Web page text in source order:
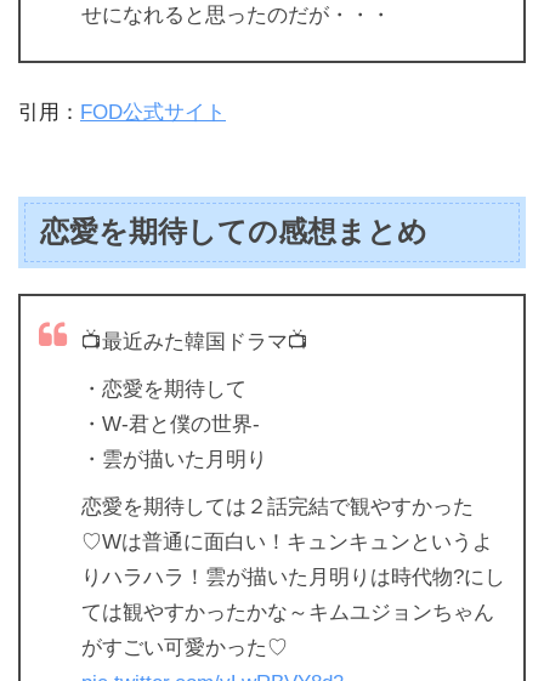
せになれると思ったのだが・・・
引用： FOD公式サイト
恋愛を期待しての感想まとめ
📺最近みた韓国ドラマ📺
・恋愛を期待して
・W-君と僕の世界-
・雲が描いた月明り
恋愛を期待しては２話完結で観やすかった
♡Wは普通に面白い！キュンキュンというよ
りハラハラ！雲が描いた月明りは時代物?にし
ては観やすかったかな～キムユジョンちゃん
がすごい可愛かった♡